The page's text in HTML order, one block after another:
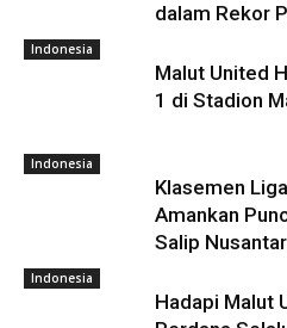
dalam Rekor
Indonesia
Malut United
1 di Stadion
Indonesia
Klasemen
Amankan
Salip
Indonesia
Hadapi Malut